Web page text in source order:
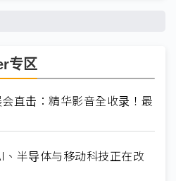
专区
直击：精华影音全收录！最
、半导体与移动科技正在改